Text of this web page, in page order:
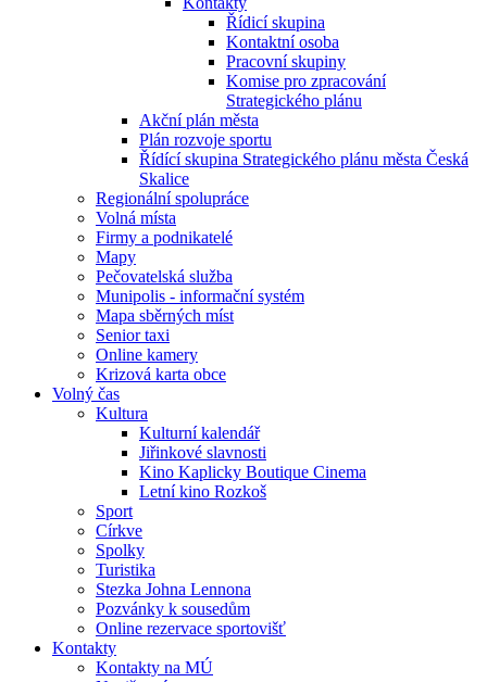
Řídicí skupina
Kontaktní osoba
Pracovní skupiny
Komise pro zpracování
Strategického plánu
Akční plán města
Plán rozvoje sportu
Řídící skupina Strategického plánu města Česká
Skalice
Regionální spolupráce
Volná místa
Firmy a podnikatelé
Mapy
Pečovatelská služba
Munipolis - informační systém
Mapa sběrných míst
Senior taxi
Online kamery
Krizová karta obce
Volný čas
Kultura
Kulturní kalendář
Jiřinkové slavnosti
Kino Kaplicky Boutique Cinema
Letní kino Rozkoš
Sport
Církve
Spolky
Turistika
Stezka Johna Lennona
Pozvánky k sousedům
Online rezervace sportovišť
Kontakty
Kontakty na MÚ